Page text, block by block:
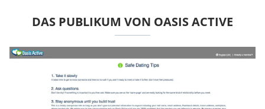
DAS PUBLIKUM VON OASIS ACTIVE